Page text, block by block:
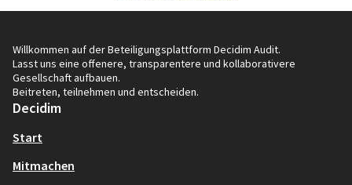
Willkommen auf der Beteiligungsplattform Decidim Audit.
Lasst uns eine offenere, transparentere und kollaborativere
Gesellschaft aufbauen.
Beitreten, teilnehmen und entscheiden.
Decidim
Start
Mitmachen